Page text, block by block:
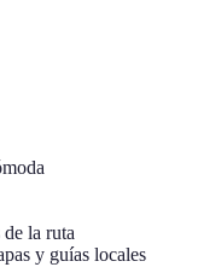
la ruta
y guías locales